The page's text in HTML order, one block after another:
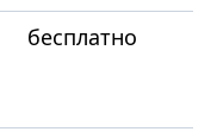
бесплатно